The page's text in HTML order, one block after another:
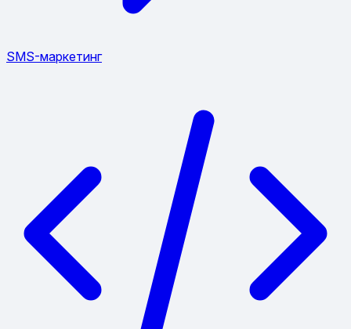
SMS-маркетинг